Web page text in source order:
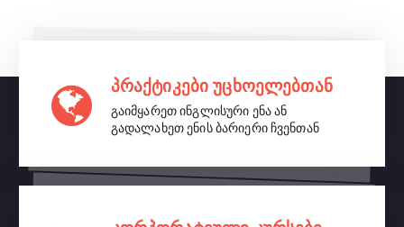
პრაქტიკები უცხოელებთან
გაიმყარეთ ინგლისური ენა ან
გადალახეთ ენის ბარიერი ჩვენთან